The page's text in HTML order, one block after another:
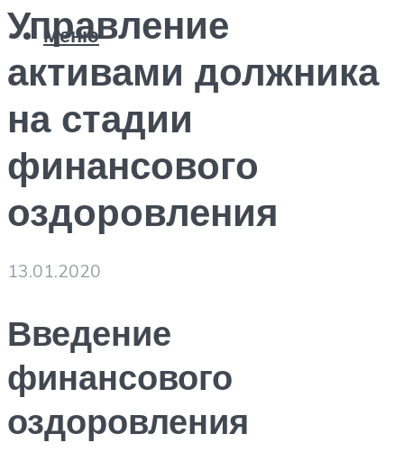
Меню
Управление
активами должника
на стадии
финансового
оздоровления
13.01.2020
Введение
финансового
оздоровления